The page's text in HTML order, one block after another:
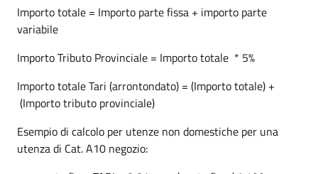
Importo totale = Importo parte fissa + importo parte
variabile
Importo Tributo Provinciale = Importo totale * 5%
Importo totale Tari (arrontondato) = (Importo totale) +
(Importo tributo provinciale)
Esempio di calcolo per utenze non domestiche per una
utenza di Cat. A10 negozio: